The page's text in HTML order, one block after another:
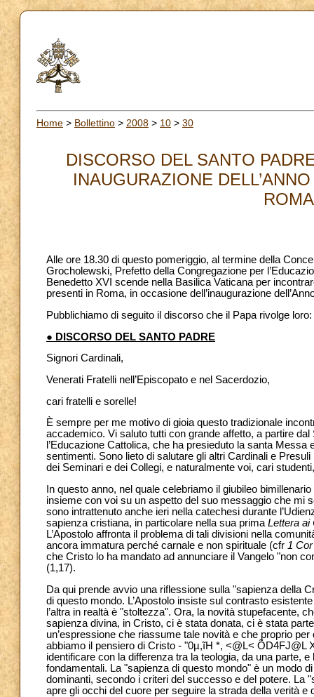
Home > Bollettino > 2008 > 10 > 30
DISCORSO DEL SANTO
INAUGURAZIONE
Alle ore 18.30 di questo pomeriggio, al termine della
Grocholewski, Prefetto della Congregazione per
Benedetto XVI scende nella Basilica Vaticana per
presenti in Roma, in occasione dell’inaugurazione
Pubblichiamo di seguito il discorso che il Papa rivolge loro:
● DISCORSO DEL SANTO PADRE
Signori Cardinali,
Venerati Fratelli nell’Episcopato e nel Sacerdozio,
cari fratelli e sorelle!
È sempre per me motivo di gioia questo tradizionale
accademico. Vi saluto tutti con grande affetto, a partire
l’Educazione Cattolica, che ha presieduto la santa
sentimenti. Sono lieto di salutare gli altri Cardinali e
dei Seminari e dei Collegi, e naturalmente voi, cari
In questo anno, nel quale celebriamo il giubileo
insieme con voi su un aspetto del suo messaggio che mi
sono intrattenuto anche ieri nella catechesi durante
sapienza cristiana, in particolare nella sua prima Lettera ai
L’Apostolo affronta il problema di tali divisioni nella
ancora immatura perché carnale e non spirituale (cfr 1 Cor
che Cristo lo ha mandato ad annunciare il Vangelo "non
(1,17).
Da qui prende avvio una riflessione sulla "sapienza della
di questo mondo. L’Apostolo insiste sul contrasto
l’altra in realtà è "stoltezza". Ora, la novità stupefacente,
sapienza divina, in Cristo, ci è stata donata, ci è stata
un’espressione che riassume tale novità e che proprio
abbiamo il pensiero di Cristo - "0µ,ĩH *, <@L< ÕD4FJ@L
identificare con la differenza tra la teologia, da una parte,
fondamentali. La "sapienza di questo mondo" è un modo
dominanti, secondo i criteri del successo e del potere. La
apre gli occhi del cuore per seguire la strada della verità e